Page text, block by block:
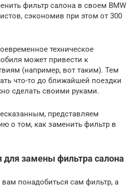
фильтр салона в своем BMW
сэкономив при этом от 300
техническое
может привести к
(например, вот таким). Тем
что-то до ближайшей поездки
сделать своими руками.
представляем
о том, как заменить фильтр в
для замены фильтра салона
понадобиться сам фильтр, а